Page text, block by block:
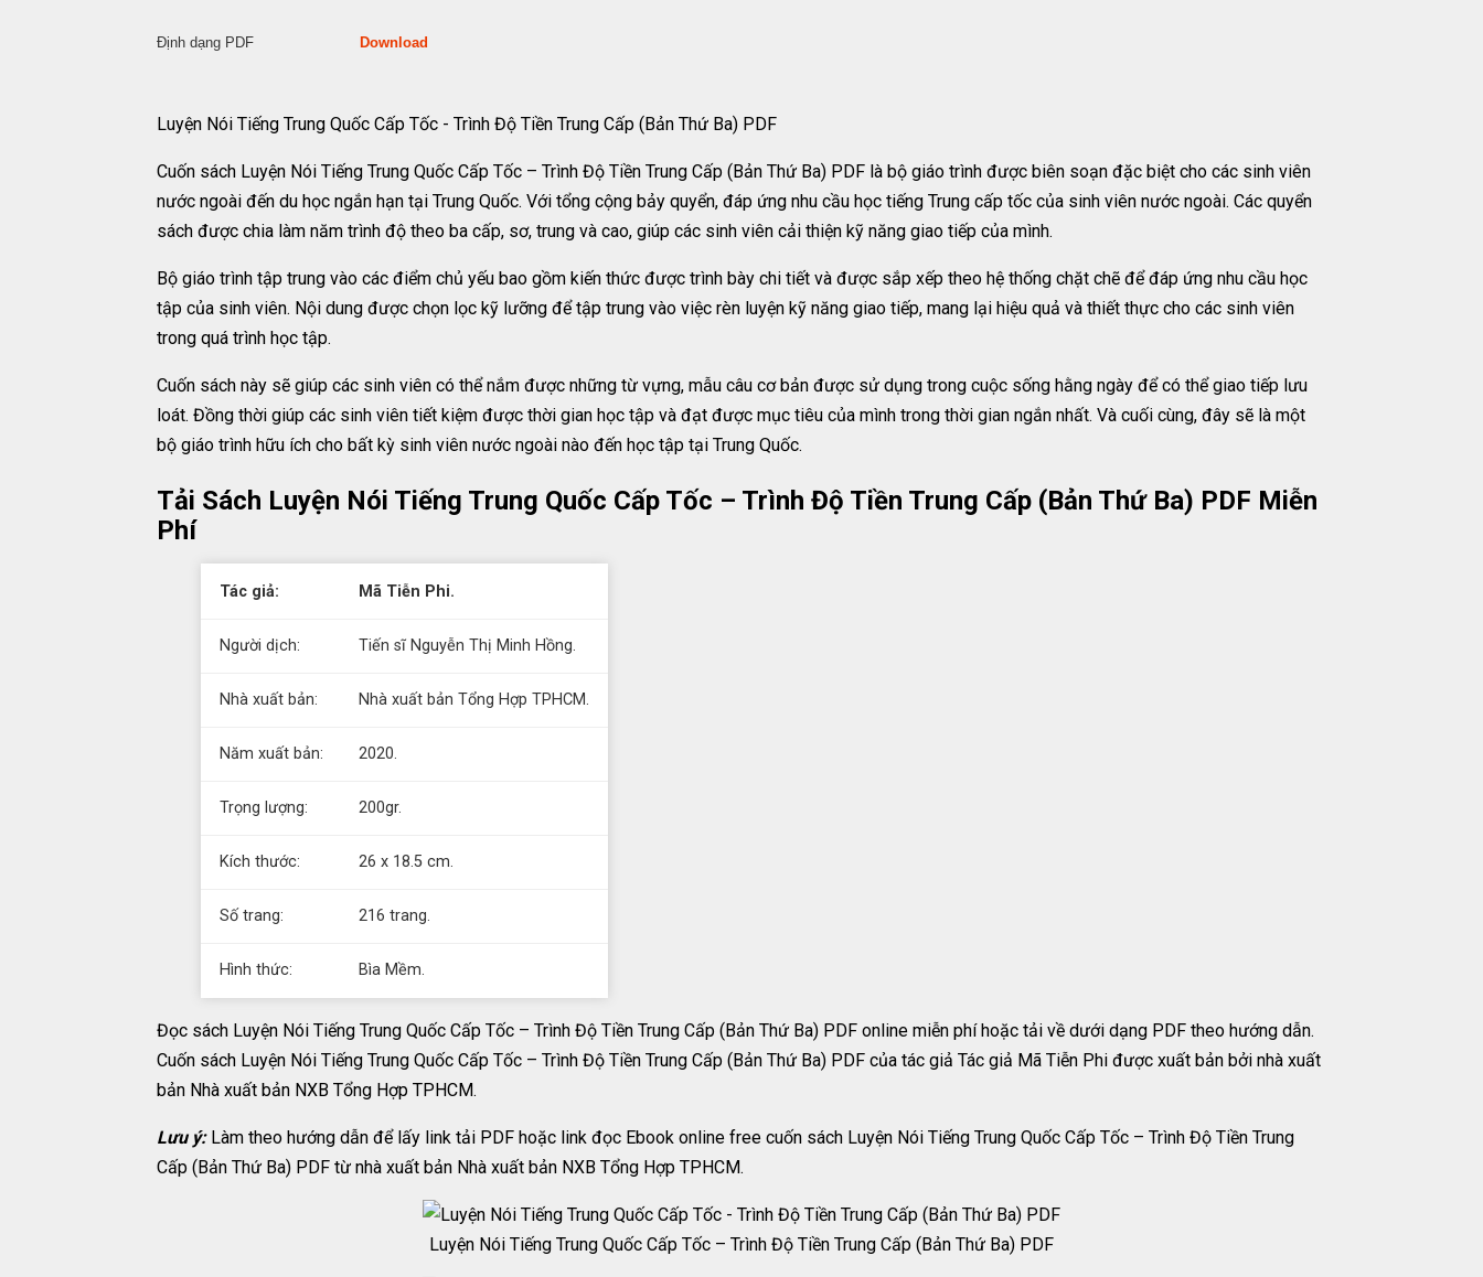
Định dạng PDF Download
Luyện Nói Tiếng Trung Quốc Cấp Tốc - Trình Độ Tiền Trung Cấp (Bản Thứ Ba) PDF
Cuốn sách Luyện Nói Tiếng Trung Quốc Cấp Tốc – Trình Độ Tiền Trung Cấp (Bản Thứ Ba) PDF là bộ giáo trình được biên soạn đặc biệt cho các sinh viên
nước ngoài đến du học ngắn hạn tại Trung Quốc. Với tổng cộng bảy quyển, đáp ứng nhu cầu học tiếng Trung cấp tốc của sinh viên nước ngoài. Các quyển
sách được chia làm năm trình độ theo ba cấp, sơ, trung và cao, giúp các sinh viên cải thiện kỹ năng giao tiếp của mình.
Bộ giáo trình tập trung vào các điểm chủ yếu bao gồm kiến thức được trình bày chi tiết và được sắp xếp theo hệ thống chặt chẽ để đáp ứng nhu cầu học
tập của sinh viên. Nội dung được chọn lọc kỹ lưỡng để tập trung vào việc rèn luyện kỹ năng giao tiếp, mang lại hiệu quả và thiết thực cho các sinh viên
trong quá trình học tập.
Cuốn sách này sẽ giúp các sinh viên có thể nắm được những từ vựng, mẫu câu cơ bản được sử dụng trong cuộc sống hằng ngày để có thể giao tiếp lưu
loát. Đồng thời giúp các sinh viên tiết kiệm được thời gian học tập và đạt được mục tiêu của mình trong thời gian ngắn nhất. Và cuối cùng, đây sẽ là một
bộ giáo trình hữu ích cho bất kỳ sinh viên nước ngoài nào đến học tập tại Trung Quốc.
Tải Sách Luyện Nói Tiếng Trung Quốc Cấp Tốc – Trình Độ Tiền Trung Cấp (Bản Thứ Ba) PDF Miễn
Phí
Tác giả: Mã Tiễn Phi.
Người dịch: Tiến sĩ Nguyễn Thị Minh Hồng.
Nhà xuất bản: Nhà xuất bản Tổng Hợp TPHCM.
Năm xuất bản: 2020.
Trọng lượng: 200gr.
Kích thước: 26 x 18.5 cm.
Số trang: 216 trang.
Hình thức: Bìa Mềm.
Đọc sách Luyện Nói Tiếng Trung Quốc Cấp Tốc – Trình Độ Tiền Trung Cấp (Bản Thứ Ba) PDF online miễn phí hoặc tải về dưới dạng PDF theo hướng dẫn.
Cuốn sách Luyện Nói Tiếng Trung Quốc Cấp Tốc – Trình Độ Tiền Trung Cấp (Bản Thứ Ba) PDF của tác giả Tác giả Mã Tiễn Phi được xuất bản bởi nhà xuất
bản Nhà xuất bản NXB Tổng Hợp TPHCM.
Lưu ý:Làm theo hướng dẫn để lấy link tải PDF hoặc link đọc Ebook online free cuốn sách Luyện Nói Tiếng Trung Quốc Cấp Tốc – Trình Độ Tiền Trung
Cấp (Bản Thứ Ba) PDF từ nhà xuất bản Nhà xuất bản NXB Tổng Hợp TPHCM.
Luyện Nói Tiếng Trung Quốc Cấp Tốc – Trình Độ Tiền Trung Cấp (Bản Thứ Ba) PDF